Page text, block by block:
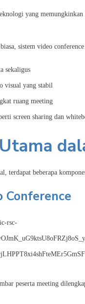
yang
sistem video
sekaligus
visual yang stabil
ruang meeting
screen sharing dan
terdapat beberapa
Conference
peserta meeting